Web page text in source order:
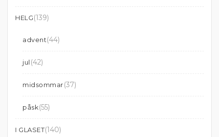
HELG(139)
advent(44)
jul (42)
midsommar(37)
påsk(55)
I GLASET(140)